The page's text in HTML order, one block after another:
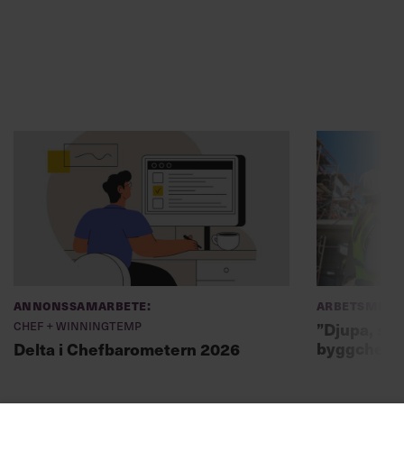
Annonssamarbete:
Chef + Winningtemp
Delta i Chefbarometern 2026
”Djupa,